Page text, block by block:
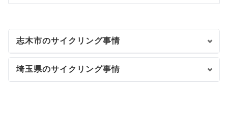
志木市のサイクリング事情
埼玉県のサイクリング事情